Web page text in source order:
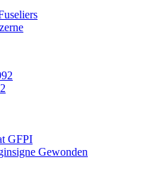
GFPI
Gewonden